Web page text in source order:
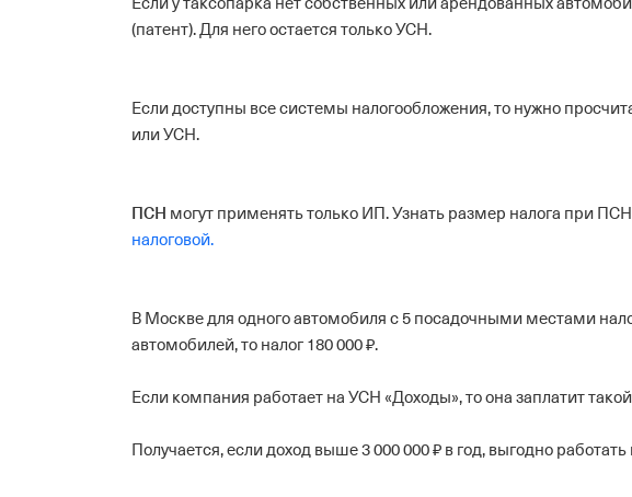
(патент). Для него остается только УСН.
Если доступны все системы налогообложения, то нужно
или УСН.
ПСН могут применять только ИП. Узнать размер налога при
налоговой.
В Москве для одного автомобиля с 5 посадочными местами
автомобилей, то налог 180 000 ₽.
Если компания работает на УСН «Доходы», то она заплатит
Получается, если доход выше 3 000 000 ₽ в год, выгодно